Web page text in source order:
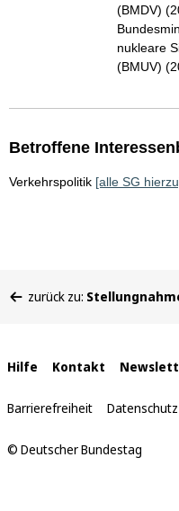
(BMDV)
nukleare
(BMUV)
Betroffene
Verkehrspolitik [alle SG
befinden
zurück zu:
Interne
Links
Hilfe Kontakt
Barrierefreiheit Datenschutz
© Deutscher Bundestag